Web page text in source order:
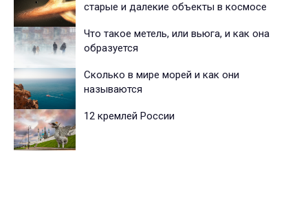
старые и далекие объекты в космосе
Что такое метель, или вьюга, и как она
образуется
Сколько в мире морей и как они
называются
12 кремлей России